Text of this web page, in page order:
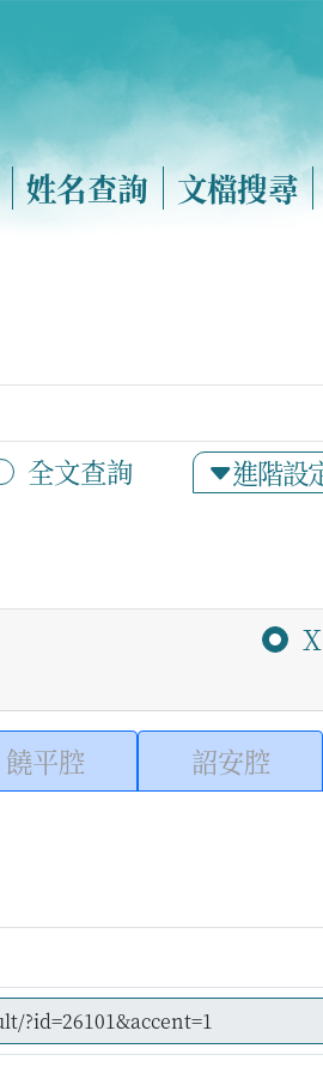
姓名查詢 文檔搜尋
全文查詢 進階設
饒平腔 詔安腔